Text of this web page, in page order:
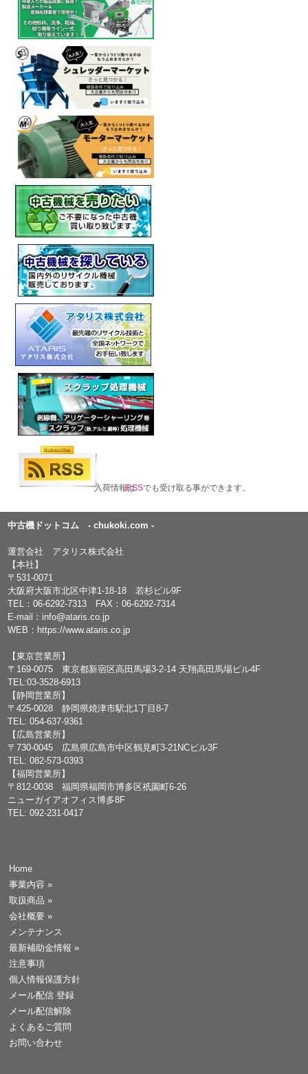
入荷情報はRSSでも受け取る事ができます。
中古機ドットコム - chukoki.com -
運営会社 アタリス株式会社
【本社】
〒531-0071
大阪府大阪市北区中津1-18-18 若杉ビル9F
TEL：06-6292-7313 FAX：06-6292-7314
E-mail： info@ataris.co.jp
WEB： https://www.ataris.co.jp
【東京営業所】
〒169-0075 東京都新宿区高田馬場3-2-14 天翔高田馬場ビル4F
TEL:03-3528-6913
【静岡営業所】
〒425-0028 静岡県焼津市駅北1丁目8-7
TEL: 054-637-9361
【広島営業所】
〒730-0045 広島県広島市中区鶴見町3-21NCビル3F
TEL: 082-573-0393
【福岡営業所】
〒812-0038 福岡県福岡市博多区祇園町6-26
ニューガイアオフィス博多8F
TEL: 092-231-0417
Home
事業内容 »
取扱商品 »
会社概要 »
メンテナンス
最新補助金情報 »
注意事項
個人情報保護方針
メール配信 登録
メール配信解除
よくあるご質問
お問い合わせ